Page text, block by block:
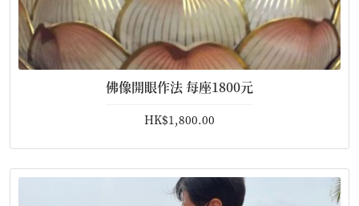
佛像開眼作法 每座1800元
HK$1,800.00